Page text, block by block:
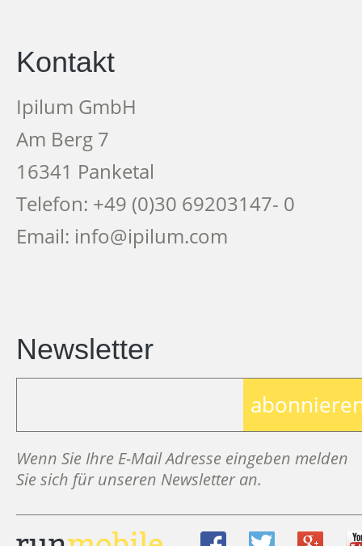
Kontakt
Ipilum GmbH
Am Berg 7
16341 Panketal
Telefon: +49 (0)30 69203147- 0
Email: info@ipilum.com
Newsletter
Wenn Sie Ihre E-Mail Adresse eingeben melden
Sie sich für unseren Newsletter an.